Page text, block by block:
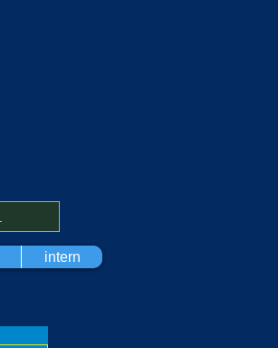
intern